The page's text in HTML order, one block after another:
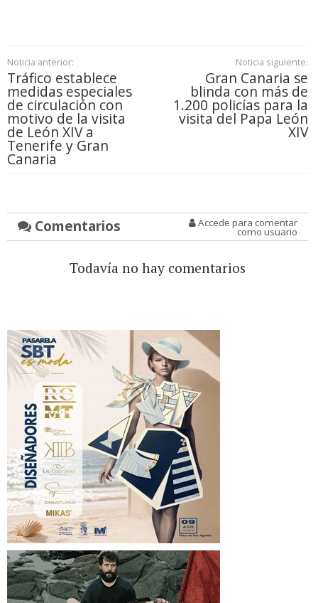
Noticia anterior:
Tráfico establece
medidas especiales
de circulación con
motivo de la visita
de León XIV a
Tenerife y Gran
Canaria
Noticia siguiente:
Gran Canaria se
blinda con más de
1.200 policías para la
visita del Papa León
XIV
Comentarios Accede para comentar
como usuario
Todavía no hay comentarios